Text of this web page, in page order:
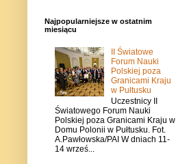
Najpopularniejsze w ostatnim
miesiącu
II Światowe
Forum Nauki
Polskiej poza
Granicami Kraju
w Pułtusku
Uczestnicy II
Światowego Forum Nauki
Polskiej poza Granicami Kraju w
Domu Polonii w Pułtusku. Fot.
A.Pawłowska/PAI W dniach 11-
14 wrześ...